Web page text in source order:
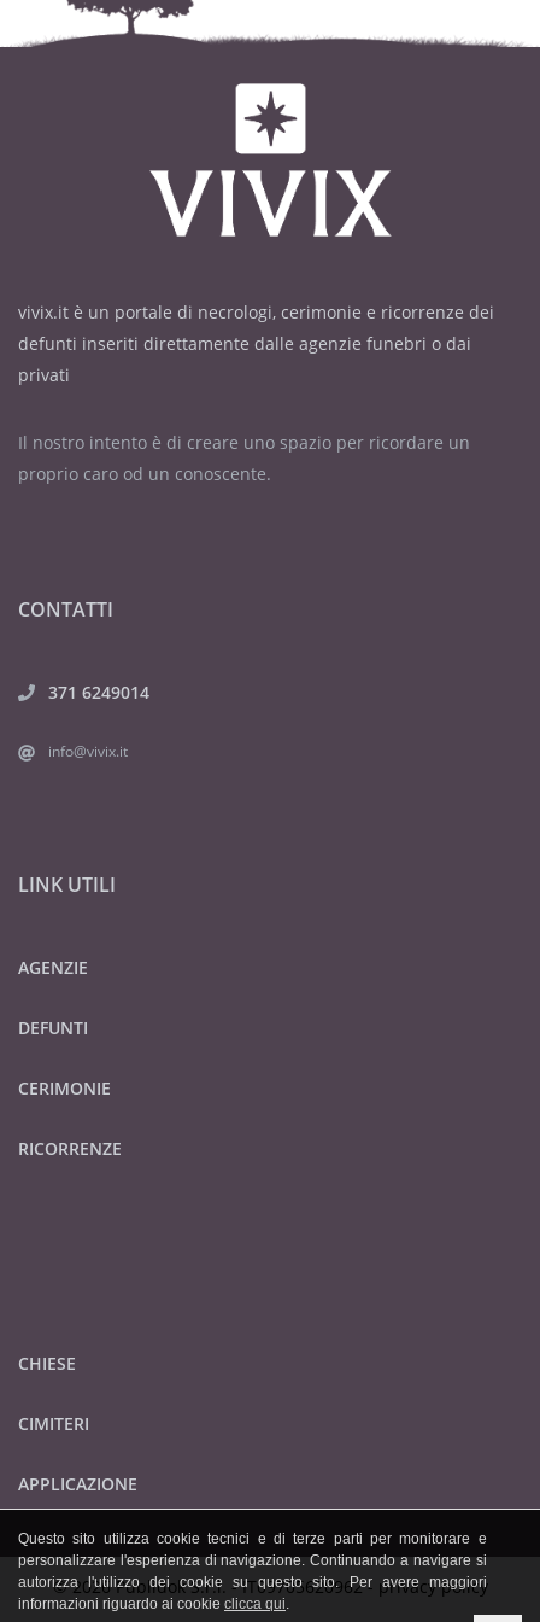
vivix.it è un portale di necrologi, cerimonie e ricorrenze dei
defunti inseriti direttamente dalle agenzie funebri o dai
privati
Il nostro intento è di creare uno spazio per ricordare un
proprio caro od un conoscente.
CONTATTI
371 6249014
info@vivix.it
LINK UTILI
AGENZIE
DEFUNTI
CERIMONIE
RICORRENZE
CHIESE
CIMITERI
APPLICAZIONE
© 2026 Publidok S.r.l. - IT09705620962 - privacy policy
Questo sito utilizza cookie tecnici e di terze parti per monitorare e
personalizzare l'esperienza di navigazione. Continuando a navigare si
autorizza l'utilizzo dei cookie su questo sito. Per avere maggiori
informazioni riguardo ai cookie clicca qui.